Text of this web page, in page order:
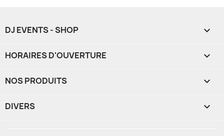
DJ EVENTS - SHOP 
HORAIRES D'OUVERTURE 
NOS PRODUITS 
DIVERS 